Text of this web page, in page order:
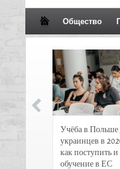
Общество
Учёба в Польше
украинцев в
как поступить и
обучение в ЕС